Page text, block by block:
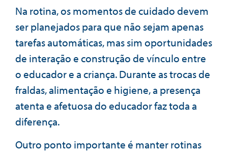
Na rotina, os momentos de cuidado devem
ser planejados para que não sejam apenas
tarefas automáticas, mas sim oportunidades
de interação e construção de vínculo entre
o educador e a criança. Durante as trocas de
fraldas, alimentação e higiene, a presença
atenta e afetuosa do educador faz toda a
diferença.
Outro ponto importante é manter rotinas